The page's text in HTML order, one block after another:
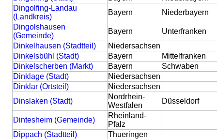
Dingolfing-Landau
(Landkreis)
Bayern
Niederbayern
Dingolshausen
(Gemeinde)
Bayern
Unterfranken
Dinkelhausen (Stadtteil)
Niedersachsen
Dinkelsbühl (Stadt)
Bayern
Mittelfranken
Dinkelscherben (Markt)
Bayern
Schwaben
Dinklage (Stadt)
Niedersachsen
Dinklar (Ortsteil)
Niedersachsen
Dinslaken (Stadt)
Nordrhein-
Westfalen
Düsseldorf
Dintesheim (Gemeinde)
Rheinland-
Pfalz
Dippach (Stadtteil)
Thueringen